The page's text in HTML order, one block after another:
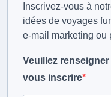
Inscrivez-vous à
idées de voyages
e-mail marketing ou
Veuillez
vous inscrire